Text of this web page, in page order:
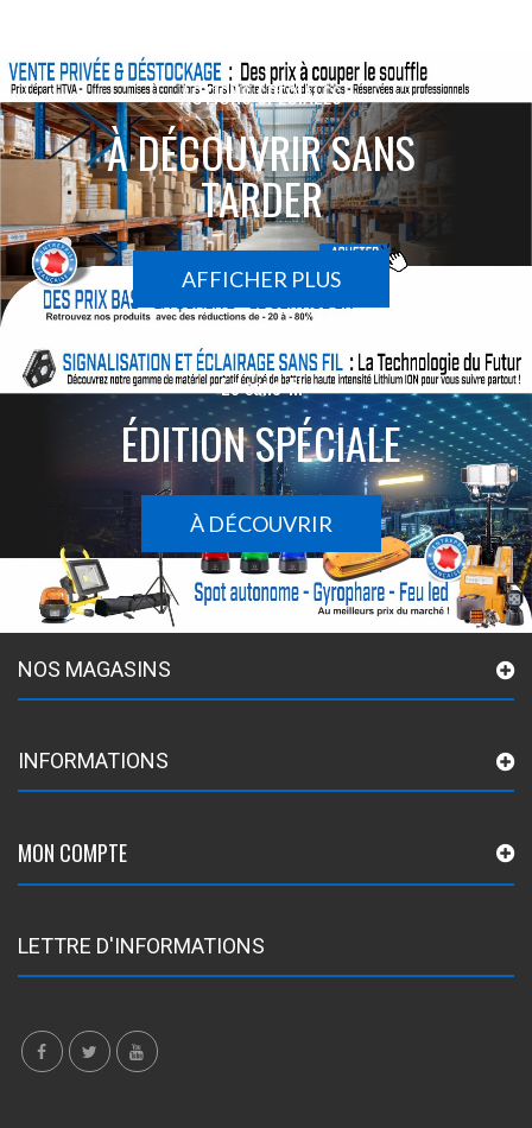
ACTIONS SPÉCIALES
À DÉCOUVRIR SANS
TARDER
AFFICHER PLUS
Le sans-fil
ÉDITION SPÉCIALE
À DÉCOUVRIR
NOS MAGASINS
INFORMATIONS
MON COMPTE
LETTRE D'INFORMATIONS